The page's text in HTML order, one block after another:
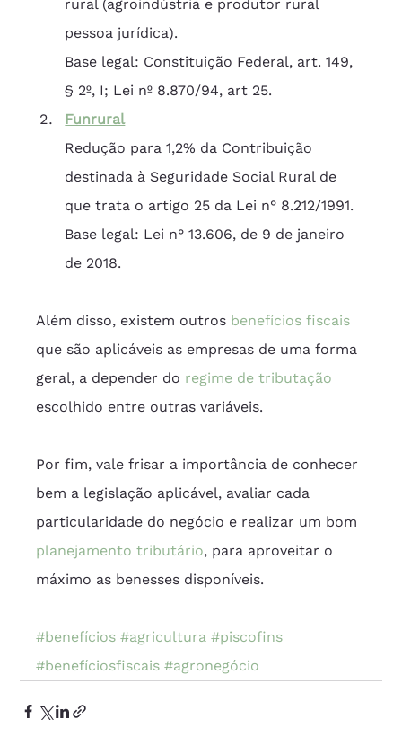
rural (agroindústria e produtor rural
pessoa jurídica).
Base legal: Constituição Federal, art. 149,
§ 2º, I; Lei nº 8.870/94, art 25.
Funrural
Redução para 1,2% da Contribuição
destinada à Seguridade Social Rural de
que trata o artigo 25 da Lei n° 8.212/1991.
Base legal: Lei n° 13.606, de 9 de janeiro
de 2018.
Além disso, existem outros benefícios fiscais
que são aplicáveis as empresas de uma forma
geral, a depender do regime de tributação
escolhido entre outras variáveis.
Por fim, vale frisar a importância de conhecer
bem a legislação aplicável, avaliar cada
particularidade do negócio e realizar um bom
planejamento tributário, para aproveitar o
máximo as benesses disponíveis.
#benefícios #agricultura #piscofins
#benefíciosfiscais #agronegócio